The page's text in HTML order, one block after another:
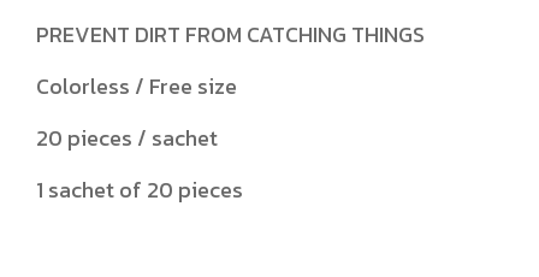
PREVENT DIRT FROM CATCHING THINGS
Colorless / Free size
20 pieces / sachet
1 sachet of 20 pieces